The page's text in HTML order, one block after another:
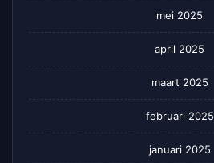
mei 2025
april 2025
maart 2025
februari 2025
januari 2025